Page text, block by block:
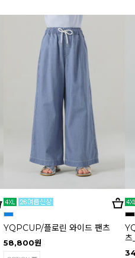
YQPCUP/플로린 와이드 팬츠
58,800원